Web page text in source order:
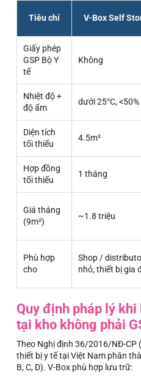
Tiêu chí V-Box Self
Giấy phép
GSP Bộ Y
tế
Không
Nhiệt độ +
độ ẩm
dưới 25°C, <50%
Diện tích
tối thiểu
4.5m²
Hợp đồng
tối thiểu
1 tháng
Giá tháng
(9m²)
~1.8 triệu
Phù hợp
cho
Shop /
nhỏ, thiết bị gia
Quy định pháp lý
tại kho không phải
Theo Nghị định 36/2016/NĐ-CP
thiết bị y tế tại Việt Nam phân
B, C, D). V-Box phù hợp lưu trữ: